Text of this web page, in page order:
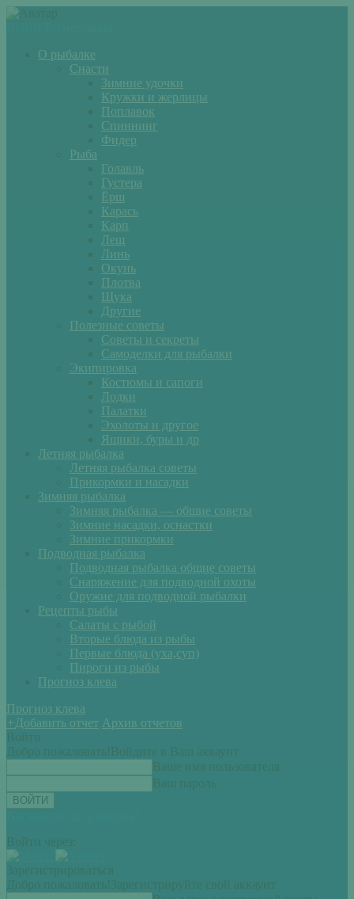
О рыбалке
Снасти
Зимние удочки
Кружки и жерлицы
Поплавок
Спиннинг
Фидер
Рыба
Голавль
Густера
Ёрш
Карась
Карп
Лещ
Линь
Окунь
Плотва
Щука
Другие
Полезные советы
Советы и секреты
Самоделки для рыбалки
Экипировка
Костюмы и сапоги
Лодки
Палатки
Эхолоты и другое
Ящики, буры и др
Летняя рыбалка
Летняя рыбалка советы
Прикормки и насадки
Зимняя рыбалка
Зимняя рыбалка — общие советы
Зимние насадки, оснастки
Зимние прикормки
Подводная рыбалка
Подводная рыбалка общие советы
Снаряжение для подводной охоты
Оружие для подводной рыбалки
Рецепты рыбы
Салаты с рыбой
Вторые блюда из рыбы
Первые блюда (уха,суп)
Пироги из рыбы
Прогноз клева
Прогноз клева
+ Добавить отчет Архив отчетов
Войти
Добро пожаловать! Войдите в Ваш аккаунт
Ваше имя пользователя
Ваш пароль
Войти через:
Зарегистрироваться
Добро пожаловать! Зарегистрируйте свой аккаунт